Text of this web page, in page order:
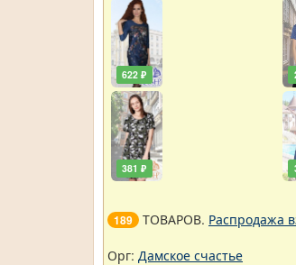
622 ₽
381 ₽
189 ТОВАРОВ. Распродажа
Орг: Дамское счастье